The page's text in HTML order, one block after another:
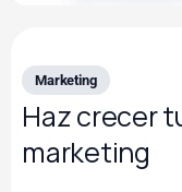
Marketing
Haz crecer
marketing